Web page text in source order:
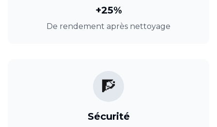
+25%
De rendement après nettoyage
🧗
Sécurité